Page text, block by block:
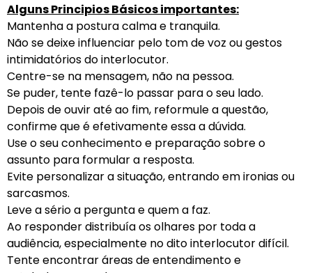
Alguns Principios Básicos importantes:
Mantenha a postura calma e tranquila.
Não se deixe influenciar pelo tom de voz ou gestos
intimidatórios do interlocutor.
Centre-se na mensagem, não na pessoa.
Se puder, tente fazê-lo passar para o seu lado.
Depois de ouvir até ao fim, reformule a questão,
confirme que é efetivamente essa a dúvida.
Use o seu conhecimento e preparação sobre o
assunto para formular a resposta.
Evite personalizar a situação, entrando em ironias ou
sarcasmos.
Leve a sério a pergunta e quem a faz.
Ao responder distribuía os olhares por toda a
audiência, especialmente no dito interlocutor difícil.
Tente encontrar áreas de entendimento e